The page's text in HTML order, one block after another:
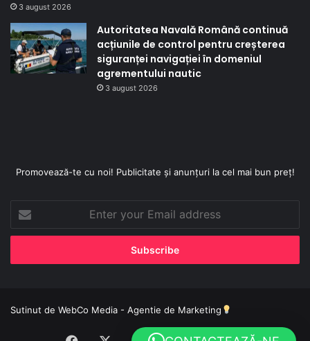
3 august 2026
Autoritatea Navală Română continuă
acțiunile de control pentru creșterea
siguranței navigației în domeniul
agrementului nautic
3 august 2026
Promovează-te cu noi! Publicitate și anunțuri la cel mai bun preț!
your
Email
Sutinut de WebCo Media - Agentie de Marketing